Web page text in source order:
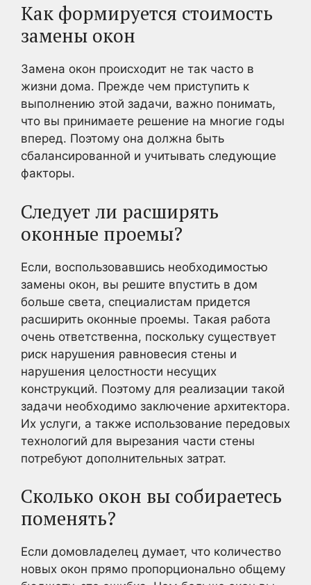
Как формируется стоимость
замены окон
Замена окон происходит не так часто в
жизни дома. Прежде чем приступить к
выполнению этой задачи, важно понимать,
что вы принимаете решение на многие годы
вперед. Поэтому она должна быть
сбалансированной и учитывать следующие
факторы.
Следует ли расширять
оконные проемы?
Если, воспользовавшись необходимостью
замены окон, вы решите впустить в дом
больше света, специалистам придется
расширить оконные проемы. Такая работа
очень ответственна, поскольку существует
риск нарушения равновесия стены и
нарушения целостности несущих
конструкций. Поэтому для реализации такой
задачи необходимо заключение архитектора.
Их услуги, а также использование передовых
технологий для вырезания части стены
потребуют дополнительных затрат.
Сколько окон вы собираетесь
поменять?
Если домовладелец думает, что количество
новых окон прямо пропорционально общему